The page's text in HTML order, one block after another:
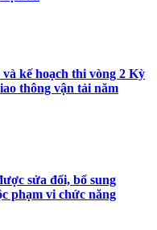
kế hoạch thi vòng 2 Kỳ
thông vận tải năm
sửa đổi, bổ sung
phạm vi chức năng